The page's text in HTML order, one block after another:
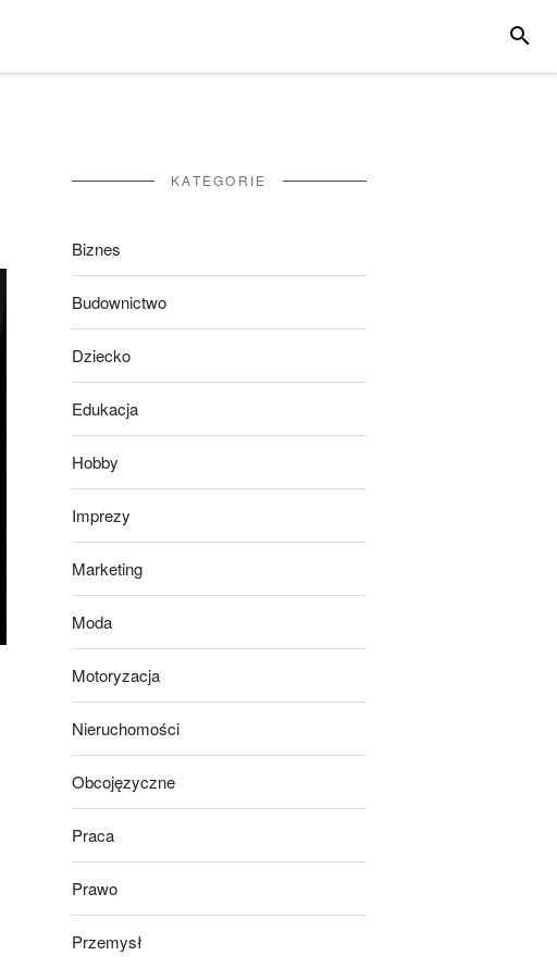
KATEGORIE
Biznes
Budownictwo
Dziecko
Edukacja
Hobby
Imprezy
Marketing
Moda
Motoryzacja
Nieruchomości
Obcojęzyczne
Praca
Prawo
Przemysł